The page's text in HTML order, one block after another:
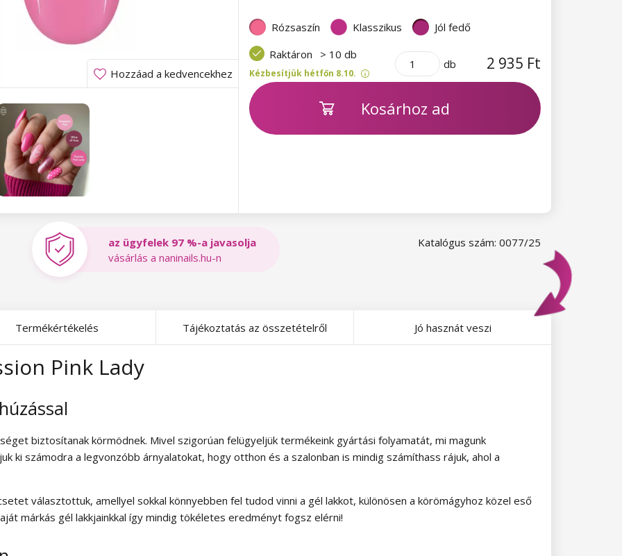
Hozzáad a kedvencekhez
Rózsaszín Klasszikus
Jól fedő
Raktáron
> 10 db
Kézbesítjük hétfőn 8.10.
db 2 935 Ft
Kosárhoz ad
Katalógus szám: 0077/25
az ügyfelek 97 %-a javasolja
vásárlás a naninails.hu-n
Pink Lady
biztosítanak körmödnek. Mivel szigorúan felügyeljük termékeink gyártási folyamatát, mi magunk
ki számodra a legvonzóbb árnyalatokat, hogy otthon és a szalonban is mindig számíthass rájuk, ahol a
választottuk, amellyel sokkal könnyebben fel tudod vinni a gél lakkot, különösen a körömágyhoz közel eső
márkás gél lakkjainkkal így mindig tökéletes eredményt fogsz elérni!
Termékértékelés Tájékoztatás az összetételről Jó hasznát veszi